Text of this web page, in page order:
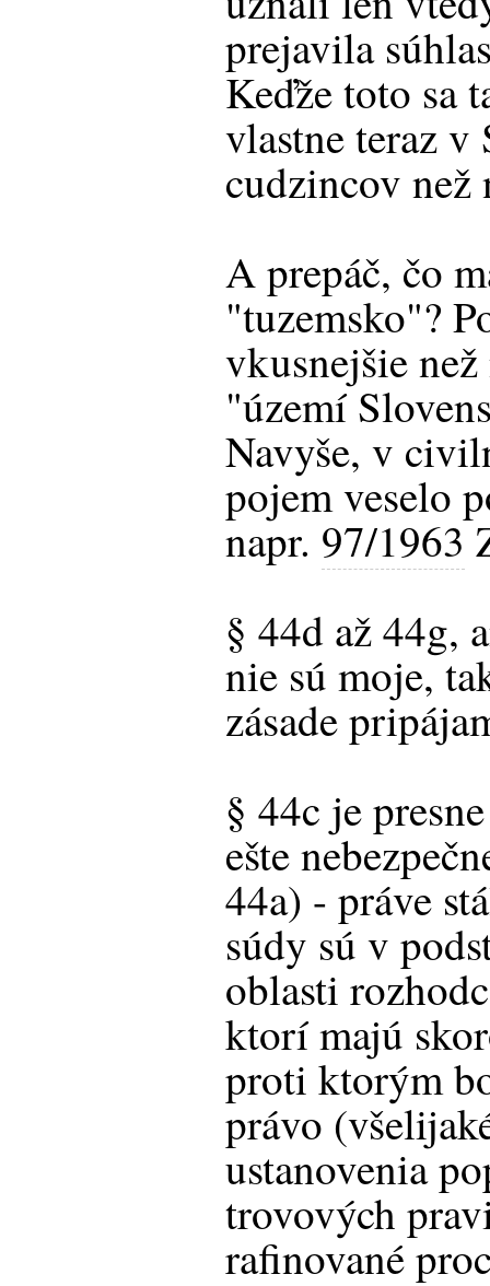
prejavila
Keďže toto sa
vlastne teraz v
cudzincov než
A prepáč, čo
"tuzemsko"?
vkusnejšie
"území
Navyše, v
pojem veselo
napr. 97/1963
§ 44d až 44g,
nie sú moje,
zásade
§ 44c je
ešte
44a) - práve
súdy sú v
oblasti
ktorí majú
proti ktorým
právo
ustanovenia
trovových
rafinované